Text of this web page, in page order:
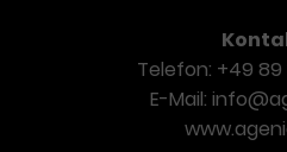
Telefon: +49 89
E-Mail: